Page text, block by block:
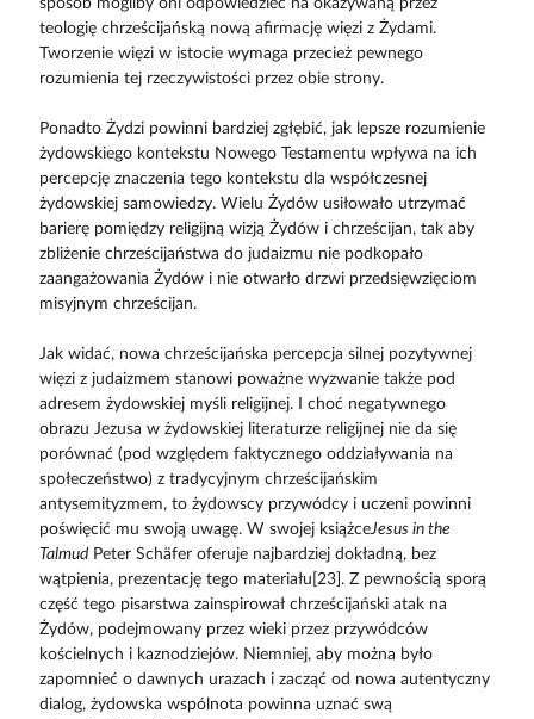
sposób mogliby oni odpowiedzieć na okazywaną przez
teologię chrześcijańską nową afirmację więzi z Żydami.
Tworzenie więzi w istocie wymaga przecież pewnego
rozumienia tej rzeczywistości przez obie strony.
Ponadto Żydzi powinni bardziej zgłębić, jak lepsze rozumienie
żydowskiego kontekstu Nowego Testamentu wpływa na ich
percepcję znaczenia tego kontekstu dla współczesnej
żydowskiej samowiedzy. Wielu Żydów usiłowało utrzymać
barierę pomiędzy religijną wizją Żydów i chrześcijan, tak aby
zbliżenie chrześcijaństwa do judaizmu nie podkopało
zaangażowania Żydów i nie otwarło drzwi przedsięwzięciom
misyjnym chrześcijan.
Jak widać, nowa chrześcijańska percepcja silnej pozytywnej
więzi z judaizmem stanowi poważne wyzwanie także pod
adresem żydowskiej myśli religijnej. I choć negatywnego
obrazu Jezusa w żydowskiej literaturze religijnej nie da się
porównać (pod względem faktycznego oddziaływania na
społeczeństwo) z tradycyjnym chrześcijańskim
antysemityzmem, to żydowscy przywódcy i uczeni powinni
poświęcić mu swoją uwagę. W swojej książceJesus in the
TalmudPeter Schäfer oferuje najbardziej dokładną, bez
wątpienia, prezentację tego materiału[23]. Z pewnością sporą
część tego pisarstwa zainspirował chrześcijański atak na
Żydów, podejmowany przez wieki przez przywódców
kościelnych i kaznodziejów. Niemniej, aby można było
zapomnieć o dawnych urazach i zacząć od nowa autentyczny
dialog, żydowska wspólnota powinna uznać swą